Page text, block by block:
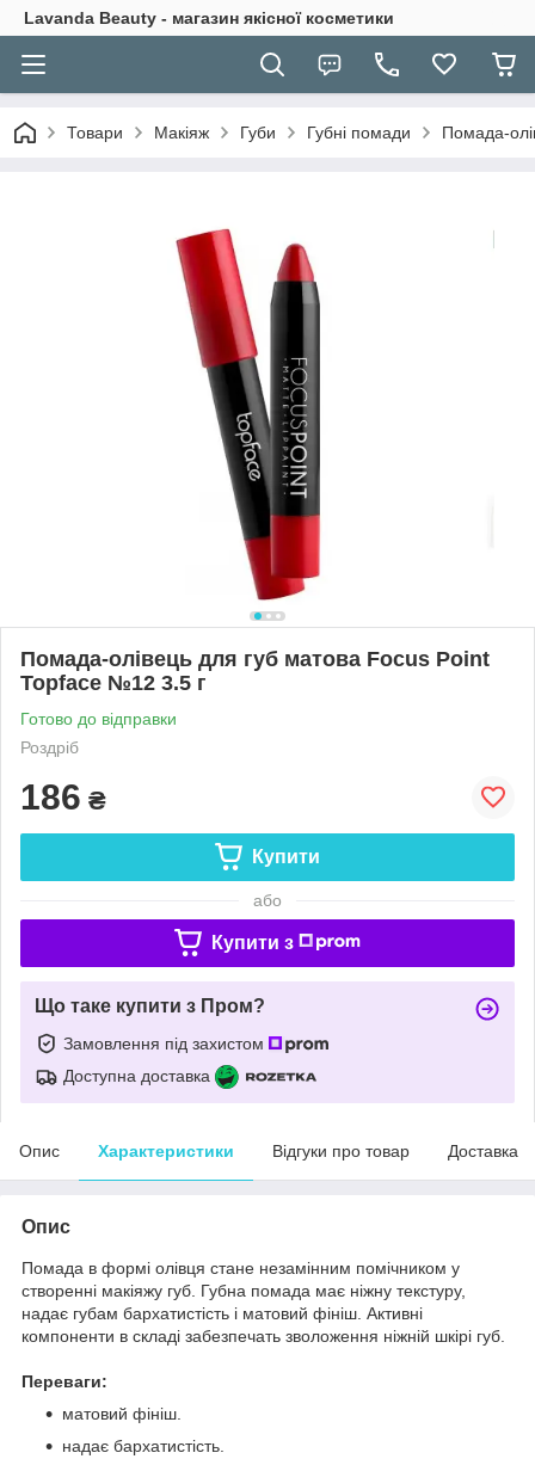
Lavanda Beauty - магазин якісної косметики
Товари Макіяж Губи Губні помади Помада-
Помада-олівець для губ матова Focus Point
Topface №12 3.5 г
Готово до відправки
Роздріб
186 ₴
Купити
або
Купити з
Що таке купити з Пром?
Замовлення під захистом
Доступна доставка
Опис Характеристики Відгуки про товар Доставка
Опис
Помада в формі олівця стане незамінним помічником у
створенні макіяжу губ. Губна помада має ніжну текстуру,
надає губам бархатистість і матовий фініш. Активні
компоненти в складі забезпечать зволоження ніжній шкірі губ.
Переваги:
матовий фініш.
надає бархатистість.